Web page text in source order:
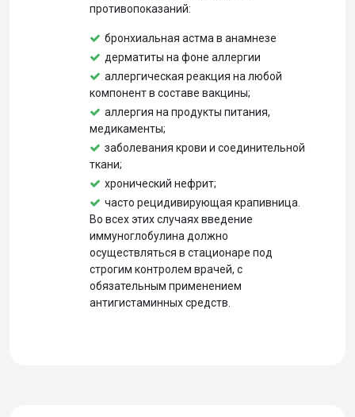
противопоказаний:
бронхиальная астма в анамнезе
дерматиты на фоне аллергии
аллергическая реакция на любой
компонент в составе вакцины;
аллергия на продукты питания,
медикаменты;
заболевания крови и соединительной
ткани;
хронический нефрит;
часто рецидивирующая крапивница.
Во всех этих случаях введение
иммуноглобулина должно
осуществляться в стационаре под
строгим контролем врачей, с
обязательным применением
антигистаминных средств.